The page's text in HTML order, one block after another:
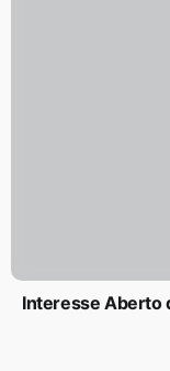
Interesse Aberto